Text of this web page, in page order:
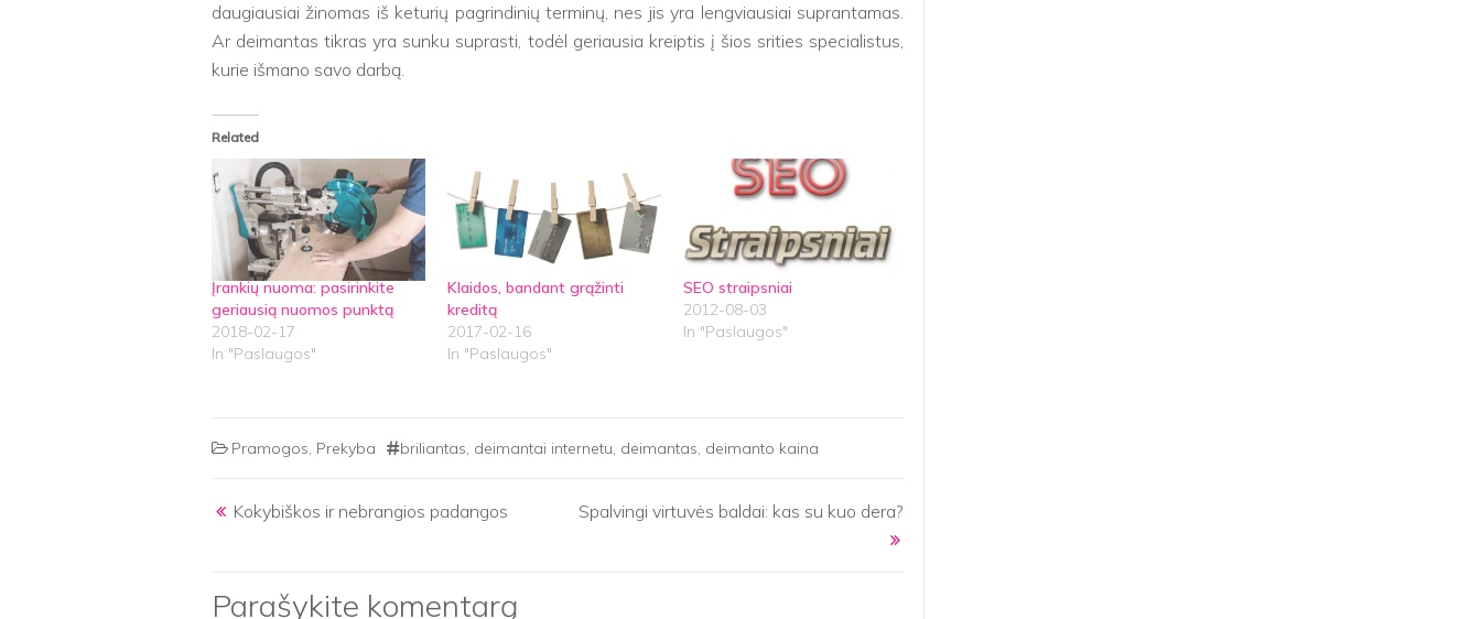
daugiausiai žinomas iš keturių pagrindinių terminų, nes jis yra lengviausiai suprantamas.
Ar deimantas tikras yra sunku suprasti, todėl geriausia kreiptis į šios srities specialistus,
kurie išmano savo darbą.
Related
Įrankių nuoma: pasirinkite
geriausią nuomos punktą
2018-02-17
In "Paslaugos"
Klaidos, bandant grąžinti
kreditą
2017-02-16
In "Paslaugos"
SEO straipsniai
2012-08-03
In "Paslaugos"
Pramogos, Prekyba briliantas, deimantai internetu, deimantas, deimanto kaina
Post navigation
Kokybiškos ir nebrangios padangos Spalvingi virtuvės baldai: kas su kuo dera?
Parašykite komentarą